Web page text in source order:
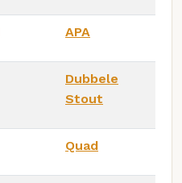
APA
Dubbele
Stout
Quad